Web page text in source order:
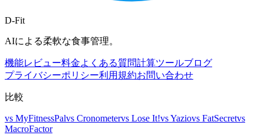
D-Fit
AIによる柔軟な食事管理。
機能レビュー料金よくある質問計算ツールブログ
プライバシーポリシー利用規約お問い合わせ
比較
vs MyFitnessPalvs Cronometervs Lose It!vsYaziovs FatSecretvs
MacroFactor